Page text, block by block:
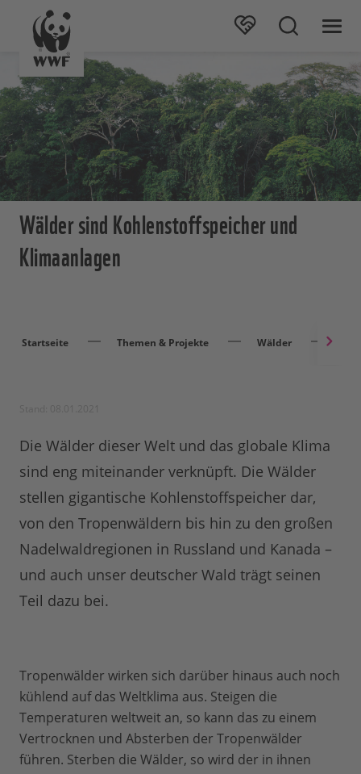
Wälder sind Kohlenstoffspeicher und
Klimaanlagen
Startseite Themen & Projekte Wälder
Die Wälder dieser Welt und das globale Klima
sind eng miteinander verknüpft. Die Wälder
stellen gigantische Kohlenstoffspeicher dar,
von den Tropenwäldern bis hin zu den großen
Nadelwaldregionen in Russland und Kanada –
und auch unser deutscher Wald trägt seinen
Teil dazu bei.
Tropenwälder wirken sich darüber hinaus auch noch
kühlend auf das Weltklima aus. Steigen die
Temperaturen weltweit an, so kann das zu einem
Vertrocknen und Absterben der Tropenwälder
führen. Sterben die Wälder, so wird der in ihnen